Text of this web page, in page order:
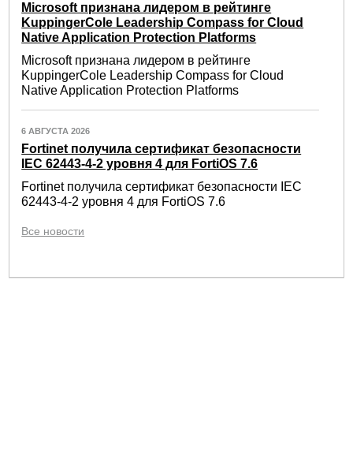
Microsoft признана лидером в рейтинге
KuppingerCole Leadership Compass for Cloud
Native Application Protection Platforms
Microsoft признана лидером в рейтинге
KuppingerCole Leadership Compass for Cloud
Native Application Protection Platforms
6 АВГУСТА 2026
Fortinet получила сертификат безопасности
IEC 62443-4-2 уровня 4 для FortiOS 7.6
Fortinet получила сертификат безопасности IEC
62443-4-2 уровня 4 для FortiOS 7.6
Все новости